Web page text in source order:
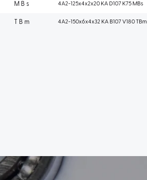
M B s 4A2-125x4x2x20 KA D107 K75 MBs
T B m 4A2-150x6x4x32 KA B107 V180 TBm